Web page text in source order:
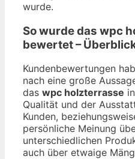
wurde.
So wurde das wpc
bewertet –
Kundenbewertungen
nach eine große
das wpc holzterrasse
Qualität und der
Kunden,
persönliche Meinung
unterschiedlichen
auch über etwaige